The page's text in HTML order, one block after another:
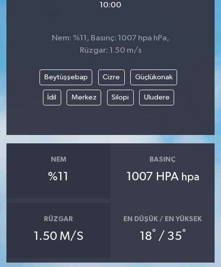
10:00
Nem: %11, Basınç: 1007 hpa hPa,
Rüzgar: 1.50 m/s
Beytüşşebap Cizre Güçlükonak
İdil Merkez Silopi Uludere
NEM
%11
BASINÇ
1007 HPA hpa
RÜZGAR
1.50 M/S
EN DÜŞÜK / EN YÜKSEK
18° / 35°